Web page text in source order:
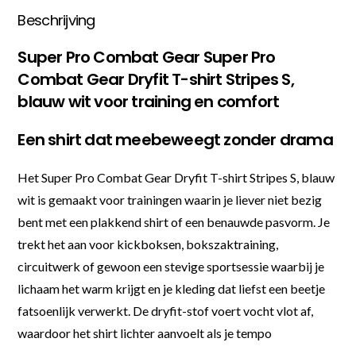
Beschrijving
Super Pro Combat Gear Super Pro
Combat Gear Dryfit T-shirt Stripes S,
blauw wit voor training en comfort
Een shirt dat meebeweegt zonder drama
Het Super Pro Combat Gear Dryfit T-shirt Stripes S, blauw
wit is gemaakt voor trainingen waarin je liever niet bezig
bent met een plakkend shirt of een benauwde pasvorm. Je
trekt het aan voor kickboksen, bokszaktraining,
circuitwerk of gewoon een stevige sportsessie waarbij je
lichaam het warm krijgt en je kleding dat liefst een beetje
fatsoenlijk verwerkt. De dryfit-stof voert vocht vlot af,
waardoor het shirt lichter aanvoelt als je tempo